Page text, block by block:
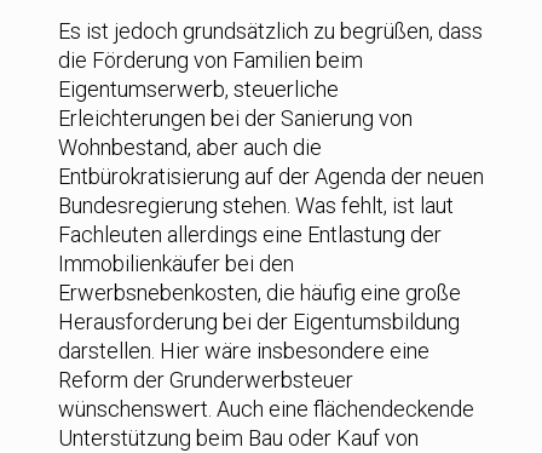
Es ist jedoch grundsätzlich zu begrüßen, dass
die Förderung von Familien beim
Eigentumserwerb, steuerliche
Erleichterungen bei der Sanierung von
Wohnbestand, aber auch die
Entbürokratisierung auf der Agenda der neuen
Bundesregierung stehen. Was fehlt, ist laut
Fachleuten allerdings eine Entlastung der
Immobilienkäufer bei den
Erwerbsnebenkosten, die häufig eine große
Herausforderung bei der Eigentumsbildung
darstellen. Hier wäre insbesondere eine
Reform der Grunderwerbsteuer
wünschenswert. Auch eine flächendeckende
Unterstützung beim Bau oder Kauf von